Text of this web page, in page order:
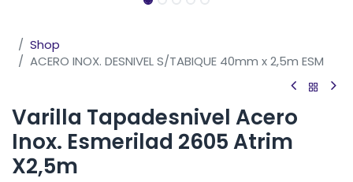
Shop
ACERO INOX. DESNIVEL S/TABIQUE 40mm x 2,5m ESM
Varilla Tapadesnivel Acero
Inox. Esmerilad 2605 Atrim
X2,5m